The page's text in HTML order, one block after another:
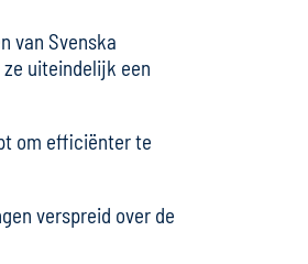
van Svenska
uiteindelijk een
om efficiënter te
verspreid over de